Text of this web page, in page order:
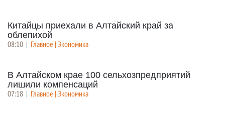
Китайцы приехали в Алтайский край за
облепихой
08:10 | Главное | Экономика
В Алтайском крае 100 сельхозпредприятий
лишили компенсаций
07:18 | Главное | Экономика